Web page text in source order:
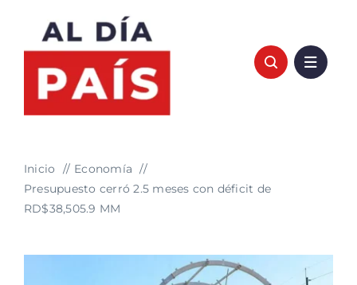
contenido
Inicio
Economía
Presupuesto cerró 2.5 meses con déficit de
RD$38,505.9 MM